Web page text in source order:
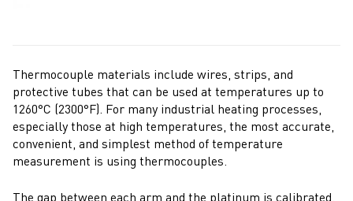
Thermocouple materials include wires, strips, and
protective tubes that can be used at temperatures up to
1260°C (2300°F). For many industrial heating processes,
especially those at high temperatures, the most accurate,
convenient, and simplest method of temperature
measurement is using thermocouples.
The gap between each arm and the platinum is calibrated,